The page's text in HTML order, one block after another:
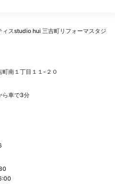
ィスstudio hui 三吉町リフォーマスタジ
町南１丁目１１-２０
ら車で3分